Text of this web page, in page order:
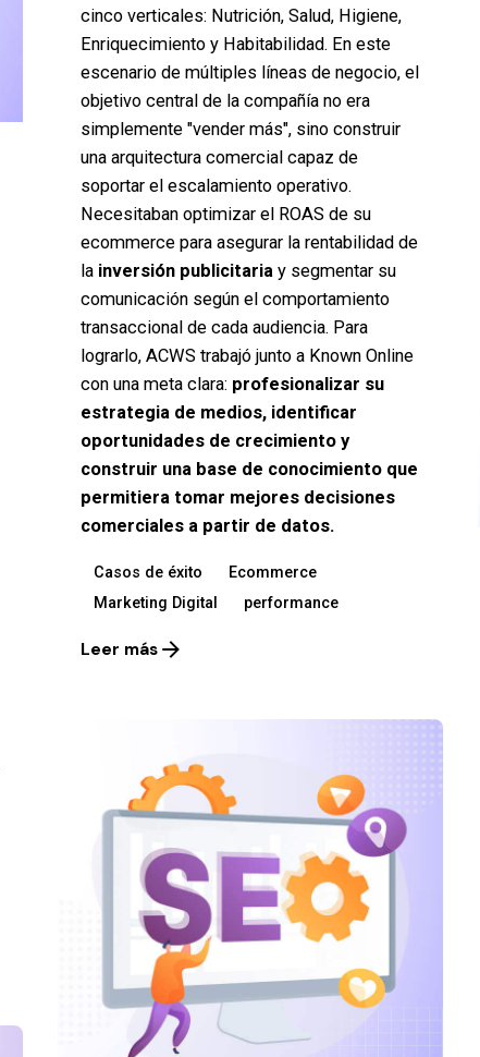
cinco verticales: Nutrición, Salud, Higiene,
Enriquecimiento y Habitabilidad. En este
escenario de múltiples líneas de negocio, el
objetivo central de la compañía no era
simplemente "vender más", sino construir
una arquitectura comercial capaz de
soportar el escalamiento operativo.
Necesitaban optimizar el ROAS de su
ecommerce para asegurar la rentabilidad de
la inversión publicitariay segmentar su
comunicación según el comportamiento
transaccional de cada audiencia. Para
lograrlo, ACWS trabajó junto a Known Online
con una meta clara: profesionalizar su
estrategia de medios, identificar
oportunidades de crecimiento y
construir una base de conocimiento que
permitiera tomar mejores decisiones
comerciales a partir de datos.
Casos de éxito
Ecommerce
Marketing Digital
performance
Leer más